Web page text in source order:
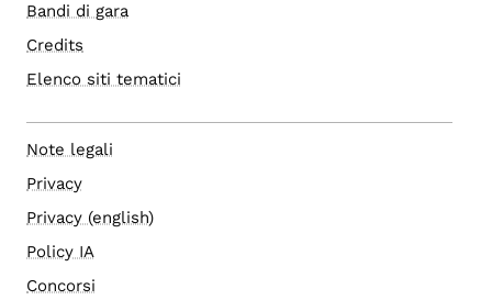
Bandi di gara
Credits
Elenco siti tematici
Note legali
Privacy
Privacy (english)
Policy IA
Concorsi